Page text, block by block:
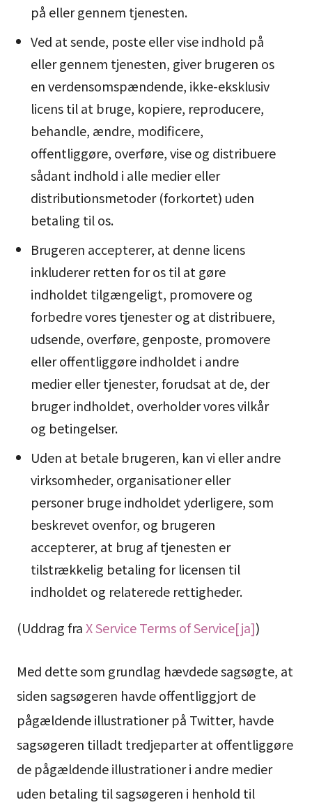
på eller gennem tjenesten.
Ved at sende, poste eller vise indhold på
eller gennem tjenesten, giver brugeren os
en verdensomspændende, ikke-eksklusiv
licens til at bruge, kopiere, reproducere,
behandle, ændre, modificere,
offentliggøre, overføre, vise og distribuere
sådant indhold i alle medier eller
distributionsmetoder (forkortet) uden
betaling til os.
Brugeren accepterer, at denne licens
inkluderer retten for os til at gøre
indholdet tilgængeligt, promovere og
forbedre vores tjenester og at distribuere,
udsende, overføre, genposte, promovere
eller offentliggøre indholdet i andre
medier eller tjenester, forudsat at de, der
bruger indholdet, overholder vores vilkår
og betingelser.
Uden at betale brugeren, kan vi eller andre
virksomheder, organisationer eller
personer bruge indholdet yderligere, som
beskrevet ovenfor, og brugeren
accepterer, at brug af tjenesten er
tilstrækkelig betaling for licensen til
indholdet og relaterede rettigheder.
(Uddrag fraX Service Terms of Service[ja])
Med dette som grundlag hævdede sagsøgte, at
siden sagsøgeren havde offentliggjort de
pågældende illustrationer på Twitter, havde
sagsøgeren tilladt tredjeparter at offentliggøre
de pågældende illustrationer i andre medier
uden betaling til sagsøgeren i henhold til